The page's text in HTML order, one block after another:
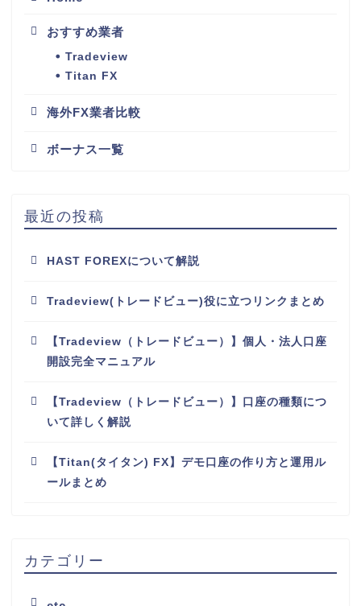
おすすめ業者
Tradeview
Titan FX
海外FX業者比較
ボーナス一覧
最近の投稿
HAST FOREXについて解説
Tradeview(トレードビュー)役に立つリンクまとめ
【Tradeview（トレードビュー）】個人・法人口座
開設完全マニュアル
【Tradeview（トレードビュー）】口座の種類につ
いて詳しく解説
【Titan(タイタン) FX】デモ口座の作り方と運用ル
ールまとめ
カテゴリー